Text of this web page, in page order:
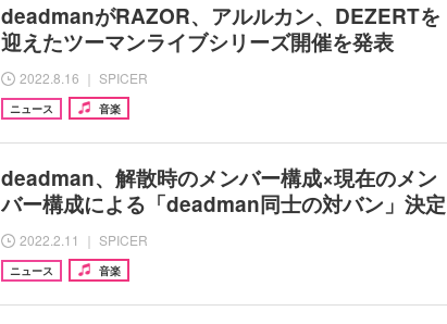
deadmanがRAZOR、アルルカン、DEZERTを
迎えたツーマンライブシリーズ開催を発表
2022.8.16 ｜ SPICER
ニュース 音楽
deadman、解散時のメンバー構成×現在のメン
バー構成による「deadman同士の対バン」決定
2022.2.11 ｜ SPICER
ニュース 音楽